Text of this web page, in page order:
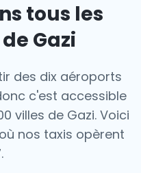
tous les
Gazi
des dix aéroports
c'est accessible
villes de Gazi. Voici
où nos taxis opèrent